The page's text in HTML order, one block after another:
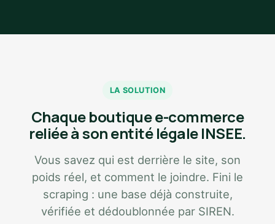
LA SOLUTION
Chaque boutique e-commerce
reliée à son entité légale INSEE.
Vous savez qui est derrière le site, son
poids réel, et comment le joindre. Fini le
scraping : une base déjà construite,
vérifiée et dédoublonnée par SIREN.